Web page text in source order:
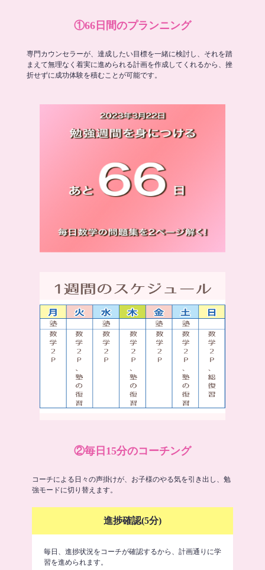
①66日間のプランニング
専門カウンセラーが、達成したい目標を一緒に検討し、それを踏
まえて無理なく着実に進められる計画を作成してくれるから、挫
折せずに成功体験を積むことが可能です。
②毎日15分のコーチング
コーチによる日々の声掛けが、お子様のやる気を引き出し、勉
強モードに切り替えます。
進捗確認(5分)
毎日、進捗状況をコーチが確認するから、計画通りに学
習を進められます。